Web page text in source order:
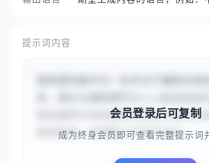
提示词内容
我会提供与你的播客内容创作相关的
题或情景，你需要以专家的身份...
会员登录后可复制
成为终身会员即可查看完整提示词